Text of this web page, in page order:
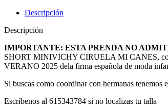
Descripción
Descripción
IMPORTANTE: ESTA PRENDA NO
SHORT MINIVICHY CIRUELA MI CANES,
VERANO 2025 dela firma española de moda
Si buscas como coordinar con hermanas
Escríbenos al 615343784 si no localizas tu talla